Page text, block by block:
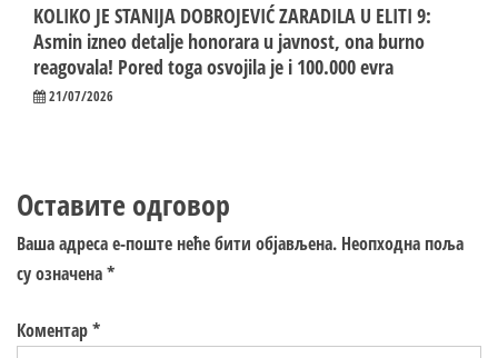
KOLIKO JE STANIJA DOBROJEVIĆ ZARADILA U ELITI 9:
Asmin izneo detalje honorara u javnost, ona burno
reagovala! Pored toga osvojila je i 100.000 evra
21/07/2026
Оставите одговор
Ваша адреса е-поште неће бити објављена. Неопходна поља
су означена*
Коментар*